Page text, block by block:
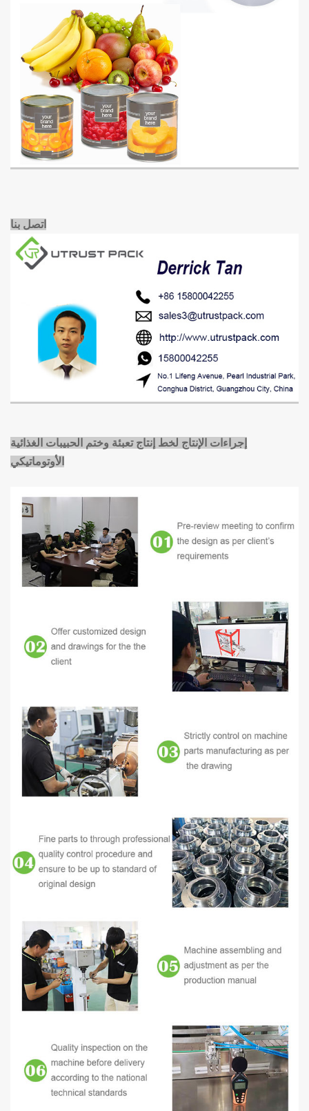
اتصل بنا
إجراءات الإنتاج لخط إنتاج تعبئة وختم الحبيبات الغذائية
الأوتوماتيكي